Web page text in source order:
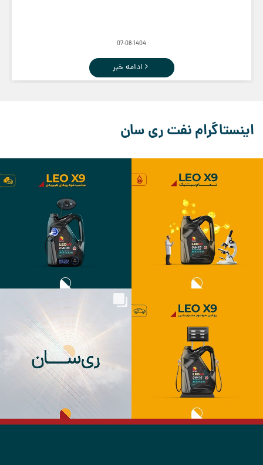
07-08-1404
ادامه خبر
اینستاگرام نفت ری سان